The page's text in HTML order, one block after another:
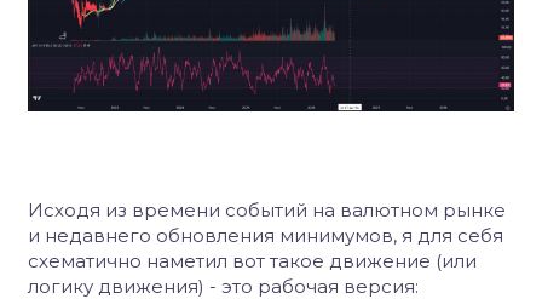
Исходя из времени событий на валютном рынке
и недавнего обновления минимумов, я для себя
схематично наметил вот такое движение (или
логику движения) - это рабочая версия: